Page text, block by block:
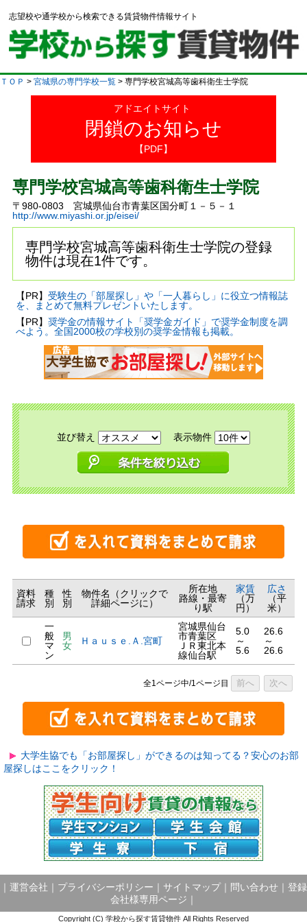
志望校や通学校から検索できる賃貸物件情報サイト
ＴＯＰ > 宮城県の専門学校一覧 > 専門学校宮城高等歯科衛生士学院
アドエイトサイト
閉鎖のお知らせ
【PDF】
専門学校宮城高等歯科衛生士学院
〒980-0803 宮城県仙台市青葉区国分町１－５－１
http://www.miyashi.or.jp/eisei/
専門学校宮城高等歯科衛生士学院の登録
物件は現在1件です。
【PR】 受験生の「部屋探し」や「一人暮らし」に役立つ情報誌
を、まとめて無料プレゼントいたします。
【PR】 奨学金の情報サイト「奨学金ガイド」で奨学金制度を調
べよう。全国2000校の学校別の奨学金情報も掲載。
並び替え 表示物件
資料
請求
種
別
性
別
物件名（クリックで
詳細ページに）
所在地
路線・最寄
り駅
家賃
（万
円）
広さ
（平
米）
一
般
マ
ン
男
女
Ｈａｕｓｅ.Ａ.宮町
宮城県仙台
市青葉区
ＪＲ東北本
線仙台駅
5.0
～
5.6
26.6
～
26.6
全1ページ中/1ページ目 前へ 次へ
大学生協でも「お部屋探し」ができるのは知ってる？安心のお部
屋探しはここをクリック！
運営会社 プライバシーポリシー サイトマップ｜ 問い合わせ
登録
会社様専用ページ
Copyright (C) 学校から探す賃貸物件 All Rights Reserved